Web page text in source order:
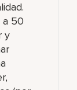
a 50
y